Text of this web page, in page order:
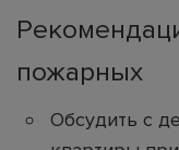
пожарных
Обсудить с